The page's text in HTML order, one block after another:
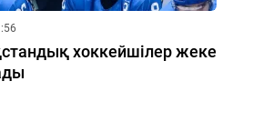
хоккейшілер жеке